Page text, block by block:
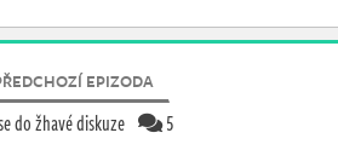
EPIZODA
do žhavé diskuze 5